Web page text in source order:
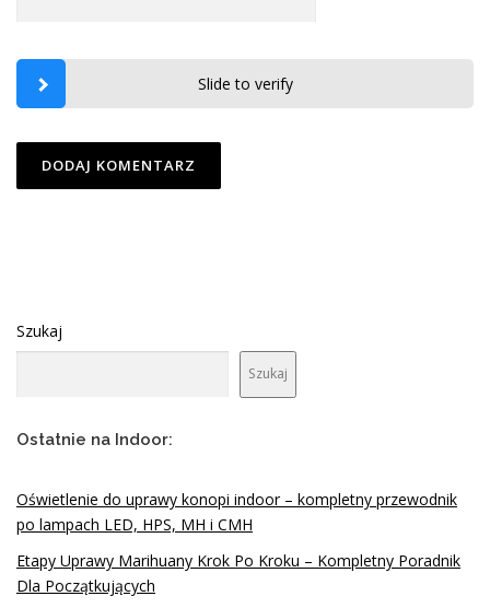
Slide to verify
Szukaj
Szukaj
Ostatnie na Indoor:
Oświetlenie do uprawy konopi indoor – kompletny przewodnik
po lampach LED, HPS, MH i CMH
Etapy Uprawy Marihuany Krok Po Kroku – Kompletny Poradnik
Dla Początkujących